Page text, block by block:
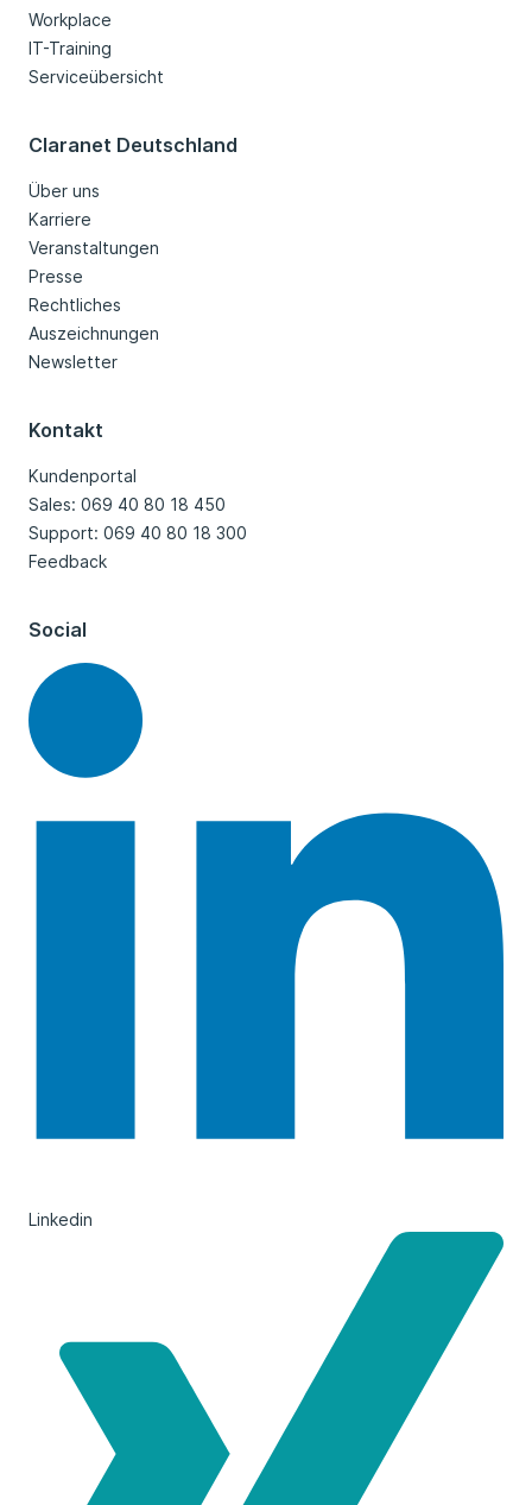
Workplace
IT-Training
Serviceübersicht
Claranet Deutschland
Über uns
Karriere
Veranstaltungen
Presse
Rechtliches
Auszeichnungen
Newsletter
Kontakt
Kundenportal
Sales: 069 40 80 18 450
Support: 069 40 80 18 300
Feedback
Social
Linkedin